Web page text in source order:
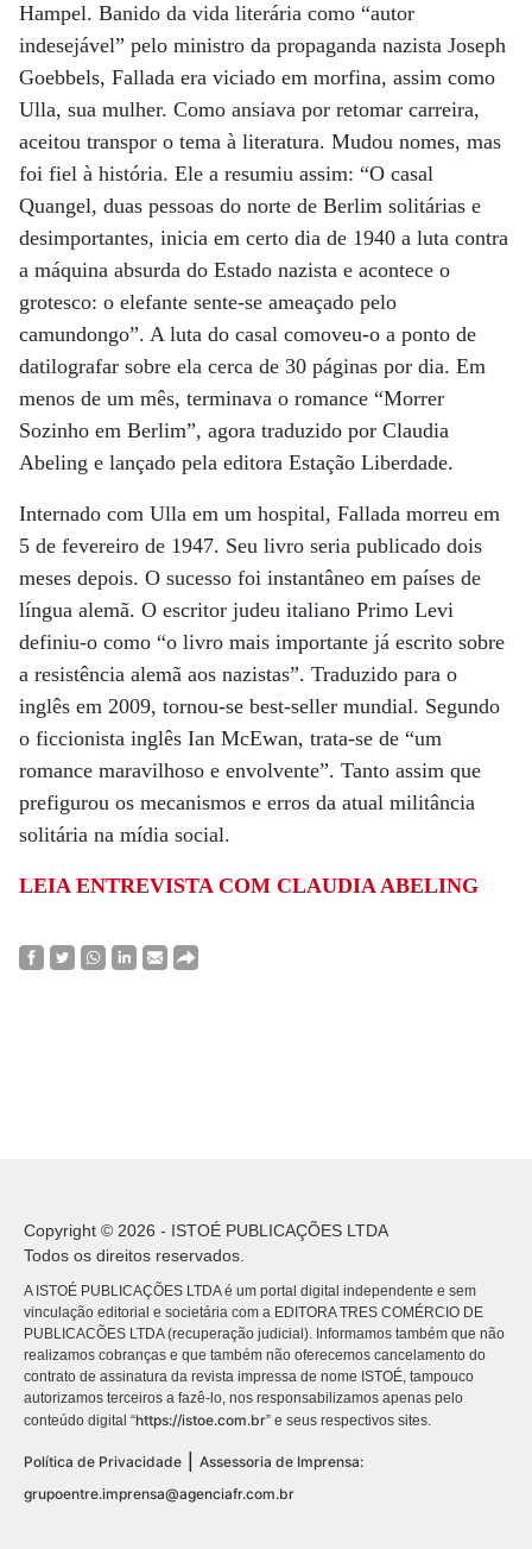
Hampel. Banido da vida literária como “autor
indesejável” pelo ministro da propaganda nazista Joseph
Goebbels, Fallada era viciado em morfina, assim como
Ulla, sua mulher. Como ansiava por retomar carreira,
aceitou transpor o tema à literatura. Mudou nomes, mas
foi fiel à história. Ele a resumiu assim: “O casal
Quangel, duas pessoas do norte de Berlim solitárias e
desimportantes, inicia em certo dia de 1940 a luta contra
a máquina absurda do Estado nazista e acontece o
grotesco: o elefante sente-se ameaçado pelo
camundongo”. A luta do casal comoveu-o a ponto de
datilografar sobre ela cerca de 30 páginas por dia. Em
menos de um mês, terminava o romance “Morrer
Sozinho em Berlim”, agora traduzido por Claudia
Abeling e lançado pela editora Estação Liberdade.
Internado com Ulla em um hospital, Fallada morreu em
5 de fevereiro de 1947. Seu livro seria publicado dois
meses depois. O sucesso foi instantâneo em países de
língua alemã. O escritor judeu italiano Primo Levi
definiu-o como “o livro mais importante já escrito sobre
a resistência alemã aos nazistas”. Traduzido para o
inglês em 2009, tornou-se best-seller mundial. Segundo
o ficcionista inglês Ian McEwan, trata-se de “um
romance maravilhoso e envolvente”. Tanto assim que
prefigurou os mecanismos e erros da atual militância
solitária na mídia social.
LEIA ENTREVISTA COM CLAUDIA ABELING
Copyright © 2026 - ISTOÉ PUBLICAÇÕES LTDA
Todos os direitos reservados.
A ISTOÉ PUBLICAÇÕES LTDA é um portal digital independente e sem
vinculação editorial e societária com a EDITORA TRES COMÉRCIO DE
PUBLICACÕES LTDA (recuperação judicial). Informamos também que não
realizamos cobranças e que também não oferecemos cancelamento do
contrato de assinatura da revista impressa de nome ISTOÉ, tampouco
autorizamos terceiros a fazê-lo, nos responsabilizamos apenas pelo
conteúdo digital “https://istoe.com.br” e seus respectivos sites.
Política de Privacidade
Assessoria de Imprensa:
grupoentre.imprensa@agenciafr.com.br